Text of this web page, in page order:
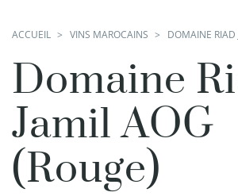
ACCUEIL VINS MAROCAINS DOMAINE RIAD
Domaine
Jamil AOG
(Rouge)